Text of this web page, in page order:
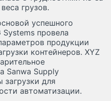
грузов.
успешного
Systems провела
продукции
контейнеров. XYZ
Sanwa Supply
для
автоматизации.